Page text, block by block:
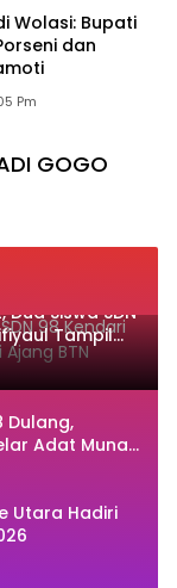
Wolasi: Bupati
dan
Pm
GOGO
Siswa SDN
Tampil
Fashion
Dulang,
Adat Muna
Utara Hadiri